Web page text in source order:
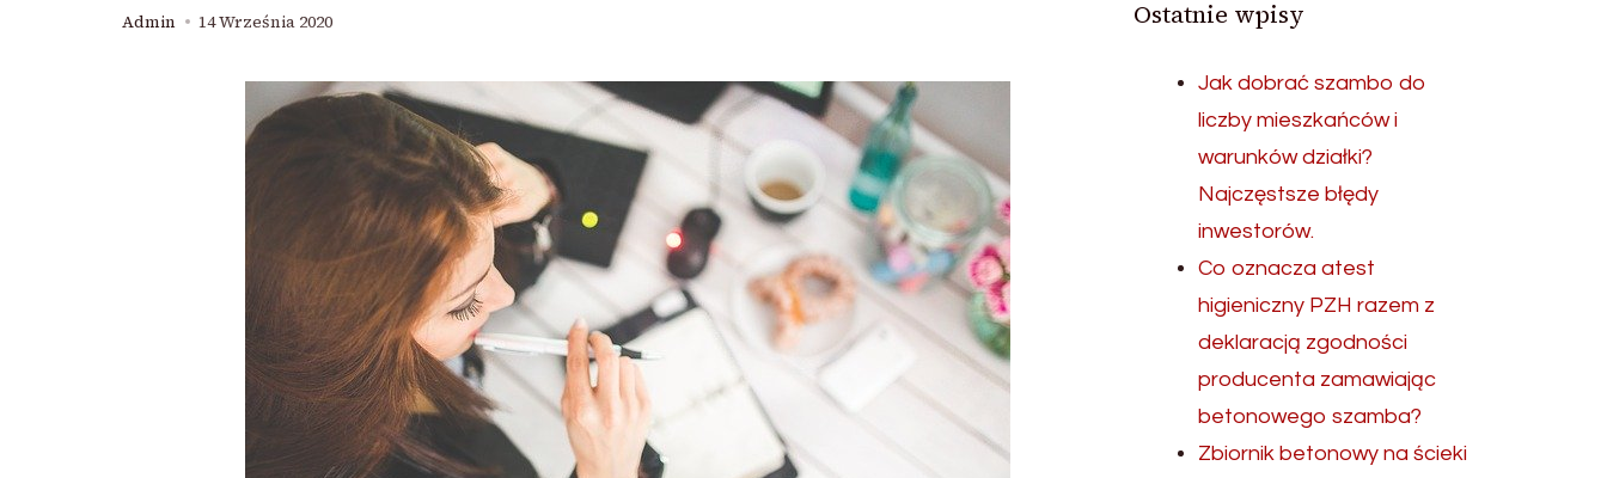
Admin 14 Września 2020 Ostatnie wpisy
Jak dobrać szambo do
liczby mieszkańców i
warunków działki?
Najczęstsze błędy
inwestorów.
Co oznacza atest
higieniczny PZH razem z
deklaracją zgodności
producenta zamawiając
betonowego szamba?
Zbiornik betonowy na ścieki